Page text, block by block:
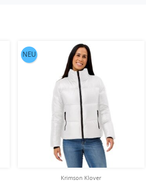
Krimson Klover
NEU